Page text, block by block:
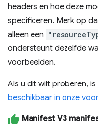
headers en hoe deze
specificeren. Merk op
alleen een
ondersteunt dezelfde
voorbeelden.
Als u dit wilt proberen,
beschikbaar in onze
Manifest V3